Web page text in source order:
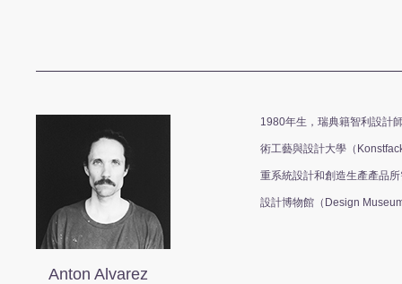
Anton Alvarez
1980年生，瑞典籍智利設計
術工藝與設計大學（
重系統設計和創造生產產品
設計博物館（Design